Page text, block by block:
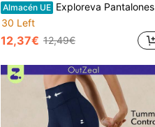
Almacén UE Exploreva Pantalones de senderismo con bolsillos de unicolor para mujer, estilo deportivo casual
30 Left
12,37€ 12,49€